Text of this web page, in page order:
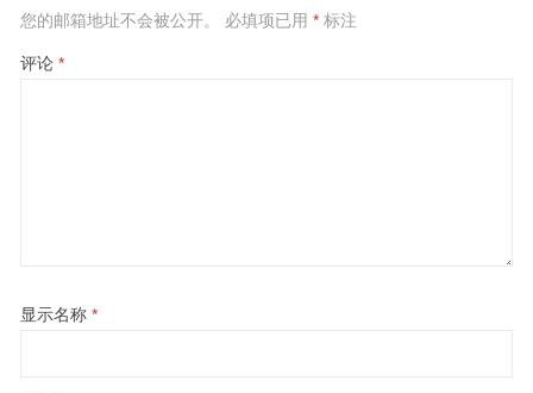
您的邮箱地址不会被公开。 必填项已用 *标注
评论 *
显示名称 *